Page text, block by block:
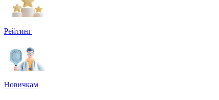
Рейтинг
Новичкам